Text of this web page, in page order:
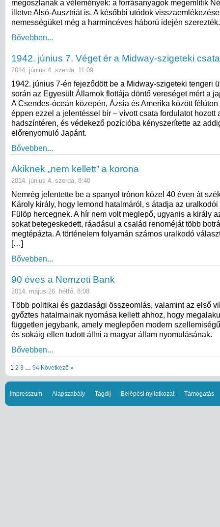
megoszlanak a vélemények: a forrásanyagok megemlítik
illetve Alsó-Ausztriát is. A későbbi utódok
nemességüket még a harmincéves háború idején
Bővebben...
1942. június 7. Véget ér a Midway-szigeteki csata
2014. június 4. szerda, 11:09
1942. június 7-én fejeződött be a Midway-szigeteki tengeri
során az Egyesült Államok flottája döntő vereséget mért a
A Csendes-óceán közepén, Ázsia és Amerika között
éppen ezzel a jelentéssel bír – vívott csata fordulatot hozott
hadszíntéren, és védekező pozícióba kényszerítette az
előrenyomuló Japánt.
Bővebben...
Akiknek „nem kellett” a korona
2014. június 4. szerda, 8:40
Nemrég jelentette be a spanyol trónon közel 40 éven át
Károly király, hogy lemond hatalmáról, s átadja az
Fülöp hercegnek. A hír nem volt meglepő, ugyanis a király
sokat betegeskedett, ráadásul a család renoméját több
megtépázta. A történelem folyamán számos uralkodó
[…]
Bővebben...
90 éves a Nemzeti Bank
2014. május 26. hétfő, 8:08
Több politikai és gazdasági összeomlás, valamint az első
győztes hatalmainak nyomása kellett ahhoz, hogy
független jegybank, amely meglepően modern
és sokáig ellen tudott állni a magyar állam nyomulásának.
Bővebben...
1 2 3 94 Következő »
Impresszum Alapszabály Tagdíj Belépési nyilatkozat Támogatás